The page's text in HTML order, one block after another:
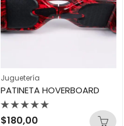
Juguetería
PATINETA HOVERBOARD
Valorado
$180,00